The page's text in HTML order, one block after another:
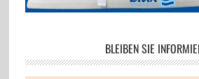
BLEIBEN SIE